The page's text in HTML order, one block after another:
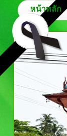
หน้าหลัก